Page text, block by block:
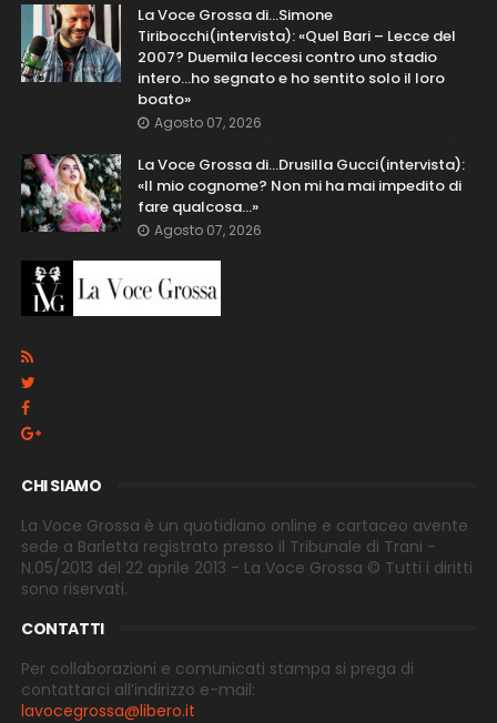
La Voce Grossa di…Simone
Tiribocchi(intervista): «Quel Bari – Lecce del
2007? Duemila leccesi contro uno stadio
intero...ho segnato e ho sentito solo il loro
boato»
Agosto 07, 2026
La Voce Grossa di…Drusilla Gucci(intervista):
«Il mio cognome? Non mi ha mai impedito di
fare qualcosa…»
Agosto 07, 2026
CHI SIAMO
La Voce Grossa è un quotidiano online e cartaceo avente
sede a Barletta registrato presso il Tribunale di Trani -
N.05/2013 del 22 aprile 2013 - La Voce Grossa © Tutti i diritti
sono riservati.
CONTATTI
Per collaborazioni e comunicati stampa si prega di
contattarci all’indirizzo e-mail:
lavocegrossa@libero.it